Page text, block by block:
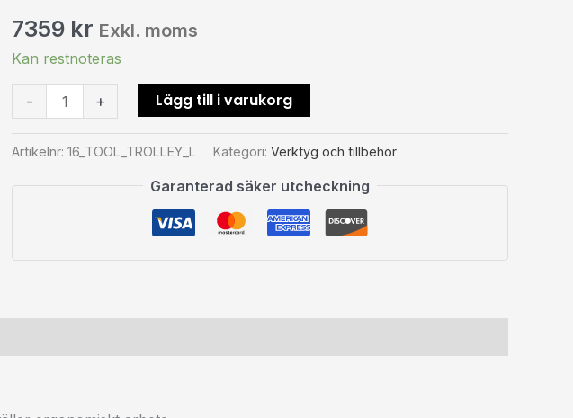
7359 kr Exkl. moms
Kan restnoteras
- + Lägg till i varukorg
Artikelnr: 16_TOOL_TROLLEY_L Kategori: Verktyg och tillbehör
Garanterad säker utcheckning